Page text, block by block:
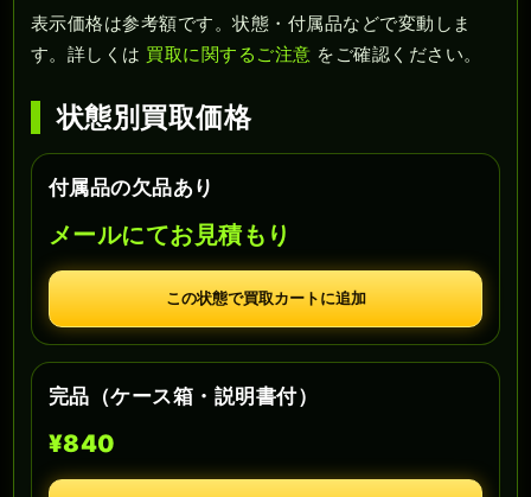
表示価格は参考額です。状態・付属品などで変動しま
す。詳しくは 買取に関するご注意 をご確認ください。
状態別買取価格
付属品の欠品あり
メールにてお見積もり
この状態で買取カートに追加
完品（ケース箱・説明書付）
¥840